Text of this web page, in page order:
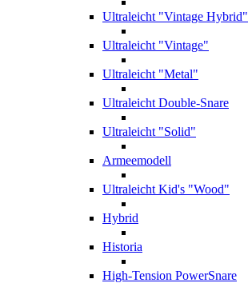
Ultraleicht "Vintage Hybrid"
Ultraleicht "Vintage"
Ultraleicht "Metal"
Ultraleicht Double-Snare
Ultraleicht "Solid"
Armeemodell
Ultraleicht Kid's "Wood"
Hybrid
Historia
High-Tension PowerSnare